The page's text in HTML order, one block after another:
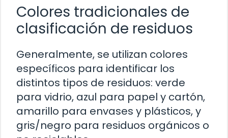
Colores tradicionales de
clasificación de residuos
Generalmente, se utilizan colores
específicos para identificar los
distintos tipos de residuos: verde
para vidrio, azul para papel y cartón,
amarillo para envases y plásticos, y
gris/negro para residuos orgánicos o